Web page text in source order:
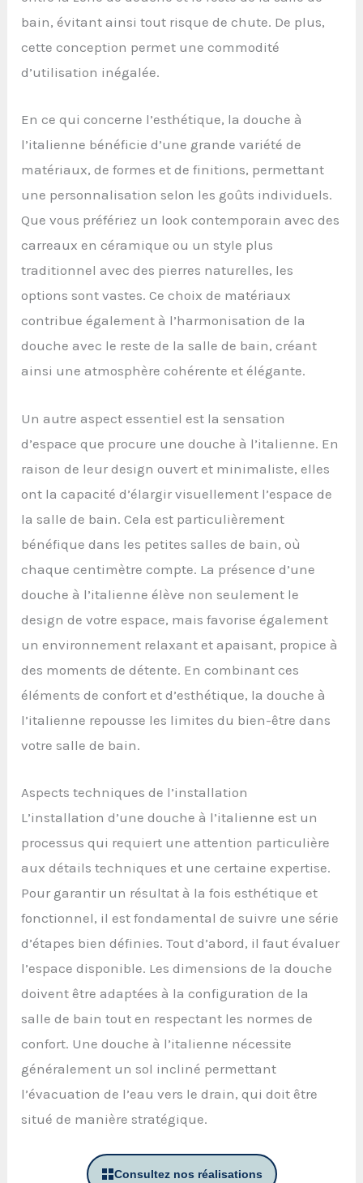
bain, évitant ainsi tout risque de chute. De plus,
cette conception permet une commodité
d’utilisation inégalée.
En ce qui concerne l’esthétique, la douche à
l’italienne bénéficie d’une grande variété de
matériaux, de formes et de finitions, permettant
une personnalisation selon les goûts individuels.
Que vous préfériez un look contemporain avec des
carreaux en céramique ou un style plus
traditionnel avec des pierres naturelles, les
options sont vastes. Ce choix de matériaux
contribue également à l’harmonisation de la
douche avec le reste de la salle de bain, créant
ainsi une atmosphère cohérente et élégante.
Un autre aspect essentiel est la sensation
d’espace que procure une douche à l’italienne. En
raison de leur design ouvert et minimaliste, elles
ont la capacité d’élargir visuellement l’espace de
la salle de bain. Cela est particulièrement
bénéfique dans les petites salles de bain, où
chaque centimètre compte. La présence d’une
douche à l’italienne élève non seulement le
design de votre espace, mais favorise également
un environnement relaxant et apaisant, propice à
des moments de détente. En combinant ces
éléments de confort et d’esthétique, la douche à
l’italienne repousse les limites du bien-être dans
votre salle de bain.
Aspects techniques de l’installation
L’installation d’une douche à l’italienne est un
processus qui requiert une attention particulière
aux détails techniques et une certaine expertise.
Pour garantir un résultat à la fois esthétique et
fonctionnel, il est fondamental de suivre une série
d’étapes bien définies. Tout d’abord, il faut évaluer
l’espace disponible. Les dimensions de la douche
doivent être adaptées à la configuration de la
salle de bain tout en respectant les normes de
confort. Une douche à l’italienne nécessite
généralement un sol incliné permettant
l’évacuation de l’eau vers le drain, qui doit être
situé de manière stratégique.
Consultez nos réalisations